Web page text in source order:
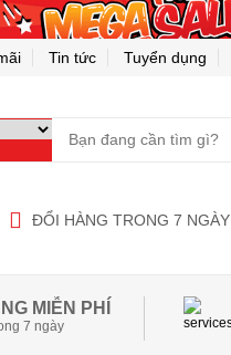
Tin tức Tuyển dụng
ĐỔI HÀNG TRONG 7 NGÀY
MIỄN PHÍ
7 ngày